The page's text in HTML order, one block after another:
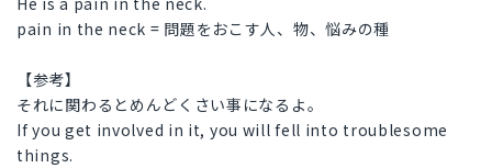
pain in the neck = 問題をおこす人、物、悩みの種
【参考】
それに関わるとめんどくさい事になるよ。
If you get involved in it, you will fell into troublesome
things.